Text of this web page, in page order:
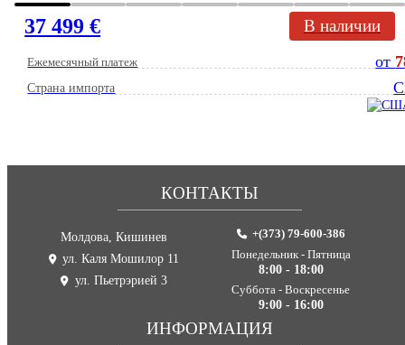
37 499 € В наличии
Ежемесячный платеж от
Страна импорта
ИНФОРМАЦИЯ
КОНТАКТЫ
Молдова, Кишинев
ул. Каля Мошилор 11
ул. Пьетрэрией 3
+(373) 79-600-386
Понедельник - Пятница
8:00 - 18:00
Суббота - Воскресенье
9:00 - 16:00